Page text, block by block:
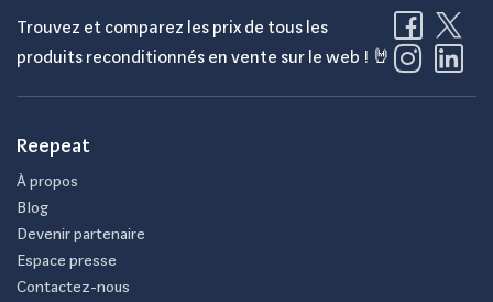
Trouvez et comparez les prix de tous les
produits reconditionnés en vente sur le web ! 🤘
Reepeat
À propos
Blog
Devenir partenaire
Espace presse
Contactez-nous